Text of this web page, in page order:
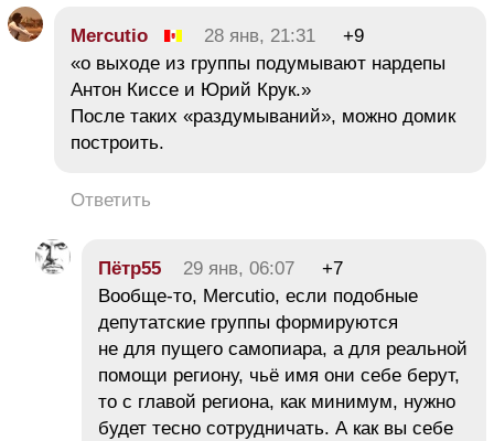
Mercutio 28 янв, 21:31
+9
«о выходе из группы подумывают нардепы
Антон Киссе и Юрий Крук.»
После таких «раздумываний», можно домик
построить.
Ответить
Пётр55 29 янв, 06:07
+7
Вообще-то, Mercutio, если подобные
депутатские группы формируются
не для пущего самопиара, а для реальной
помощи региону, чьё имя они себе берут,
то с главой региона, как минимум, нужно
будет тесно сотрудничать. А как вы себе